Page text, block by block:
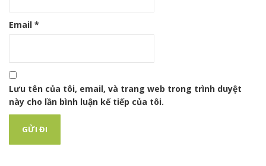
Email *
Lưu tên của tôi, email, và trang web trong trình duyệt
này cho lần bình luận kế tiếp của tôi.